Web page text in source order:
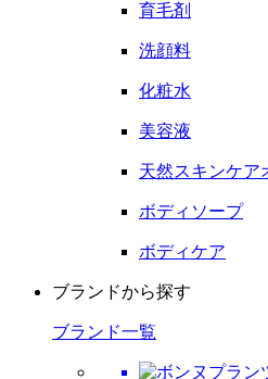
育毛剤
洗顔料
化粧水
美容液
天然スキンケア
ボディソープ
ボディケア
ブランドから探す
ブランド一覧